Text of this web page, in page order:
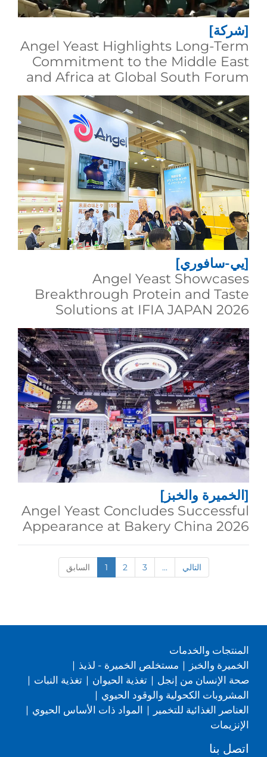
[شركة]
Angel Yeast Highlights Long-Term
Commitment to the Middle East
and Africa at Global South Forum
[يي-سافوري]
Angel Yeast Showcases
Breakthrough Protein and Taste
Solutions at IFIA JAPAN 2026
[الخميرة والخبز]
Angel Yeast Concludes Successful
Appearance at Bakery China 2026
السابق 1 2 3 ... التالي
المنتجات والخدمات
الخميرة والخبز
| مستخلص الخميرة - لذيذ |
صحة الإنسان من إنجل | تغذية الحيوان | تغذية النبات |
المشروبات الكحولية والوقود الحيوي |
العناصر الغذائية للتخمير
| المواد ذات الأساس الحيوي |
الإنزيمات
اتصل بنا